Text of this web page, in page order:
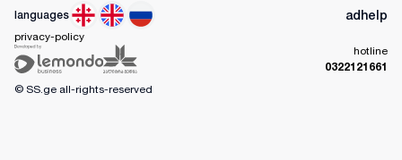
languages adhelp
privacy-policy
hotline
0322121661
© SS.ge all-rights-reserved